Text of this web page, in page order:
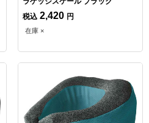
税込 2,420 円
在庫 ×